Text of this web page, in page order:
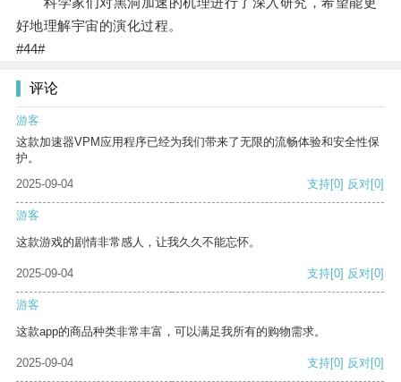
好地理解宇宙的演化过程。
#44#
评论
游客
这款加速器VPM应用程序已经为我们带来了无限的流畅体验和安全性保
护。
2025-09-04
支持[0] 反对[0]
游客
这款游戏的剧情非常感人，让我久久不能忘怀。
2025-09-04 支持[0] 反对[0]
游客
这款app的商品种类非常丰富，可以满足我所有的购物需求。
2025-09-04 支持[0] 反对[0]